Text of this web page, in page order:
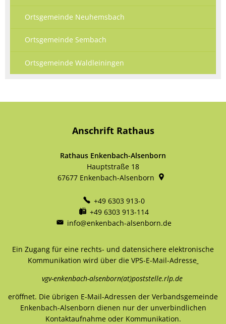
Ortsgemeinde Neuhemsbach
Ortsgemeinde Sembach
Ortsgemeinde Waldleiningen
Anschrift Rathaus
Rathaus Enkenbach-Alsenborn
Hauptstraße 18
67677 Enkenbach-Alsenborn
+49 6303 913-0
+49 6303 913-114
info@enkenbach-alsenborn.de
Ein Zugang für eine rechts- und datensichere elektronische
Kommunikation wird über die VPS-E-Mail-Adresse
vgv-enkenbach-alsenborn(at)poststelle.rlp.de
eröffnet. Die übrigen E-Mail-Adressen der Verbandsgemeinde
Enkenbach-Alsenborn dienen nur der unverbindlichen
Kontaktaufnahme oder Kommunikation.